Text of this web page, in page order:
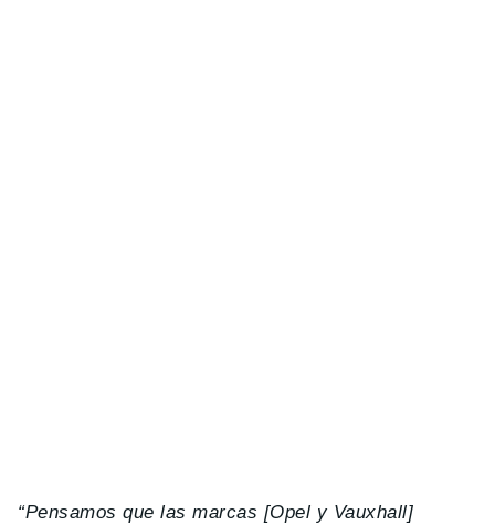
“Pensamos que las marcas [Opel y Vauxhall]